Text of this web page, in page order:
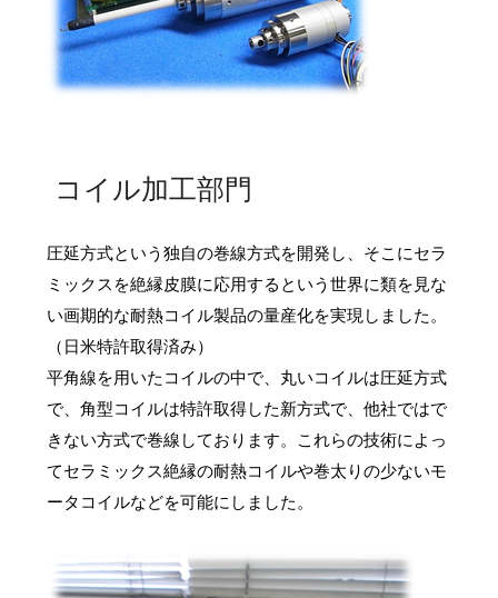
コイル加工部門
圧延方式という独自の巻線方式を開発し、そこにセラ
ミックスを絶縁皮膜に応用するという世界に類を見な
い画期的な耐熱コイル製品の量産化を実現しました。
（日米特許取得済み）
平角線を用いたコイルの中で、丸いコイルは圧延方式
で、角型コイルは特許取得した新方式で、他社ではで
きない方式で巻線しております。これらの技術によっ
てセラミックス絶縁の耐熱コイルや巻太りの少ないモ
ータコイルなどを可能にしました。